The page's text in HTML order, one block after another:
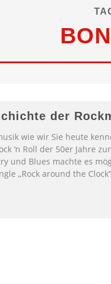
der
wie wir Sie heute
‘n Roll der 50er Jahre
und Blues machte es
„Rock around the